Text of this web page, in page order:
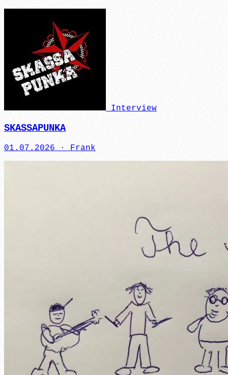
Interview
SKASSAPUNKA
01.07.2026 · Frank